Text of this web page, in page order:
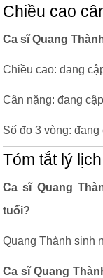
Chiều cao
Ca sĩ Quang
Chiều cao: đang
Cân nặng: đang
Số đo 3 vòng: đang
Tóm tắt lý
Ca sĩ Quang
tuổi?
Quang Thành sinh
Ca sĩ Quang